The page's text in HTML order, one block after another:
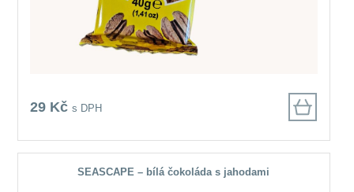
29 Kčs DPH
SEASCAPE – bílá čokoláda s jahodami